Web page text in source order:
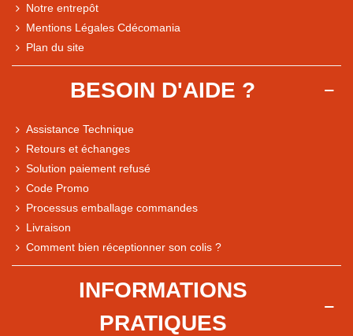
Comparaison des performances du magasin
Express, Chez vous, Point relais, Retrait magasin
Notre entrepôt
Mentions Légales Cdécomania
Plan du site
BESOIN D'AIDE ?
Assistance Technique
Retours et échanges
Solution paiement refusé
Code Promo
Processus emballage commandes
Livraison
Comment bien réceptionner son colis ?
INFORMATIONS
PRATIQUES